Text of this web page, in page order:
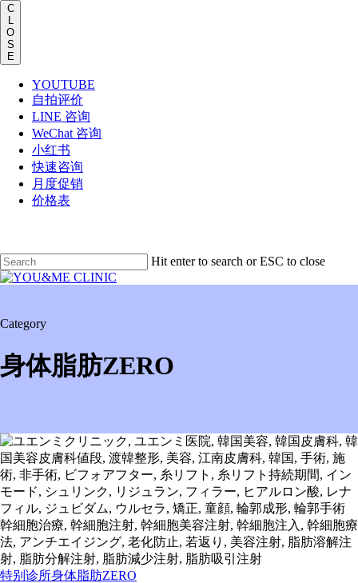
C
L
O
S
E
YOUTUBE
自拍评价
LINE 咨询
WeChat 咨询
小红书
快速咨询
月度促销
价格表
main
content
Hit enter to search or ESC to close
Close
Category
身体脂肪ZERO
特别诊所身体脂肪ZERO